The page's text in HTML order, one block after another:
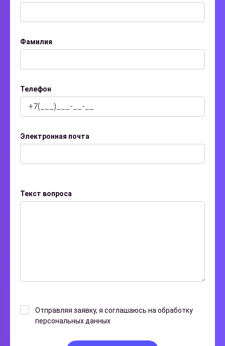
Фамилия
Телефон
Электронная почта
Текст вопроса
Отправляя заявку, я соглашаюсь на обработку
персональных данных